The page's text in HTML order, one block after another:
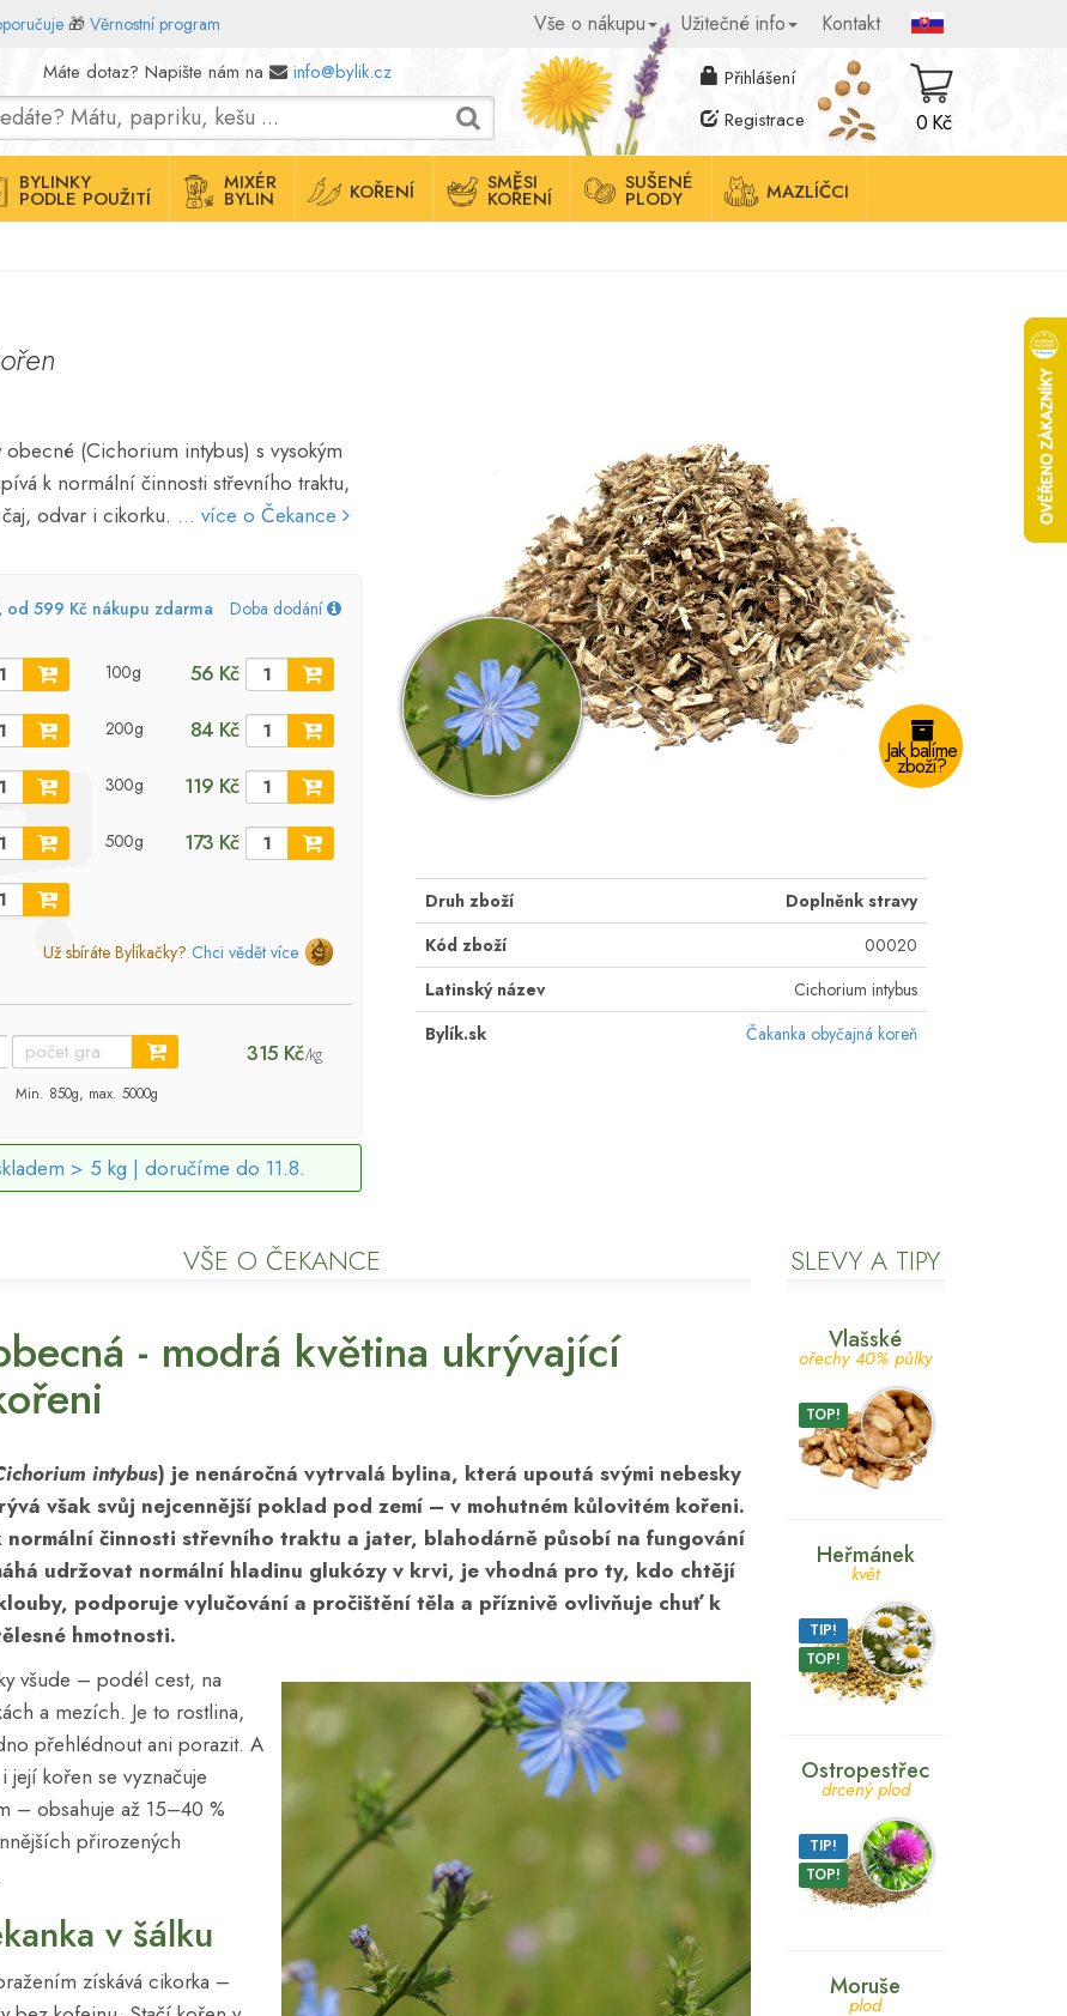
🎁 Věrnostní program Vše o nákupu Užitečné info Kontakt
Máte dotaz? Napište nám na info@bylik.cz
Přihlášení
Registrace
0 Kč
BYLINKY
PODLE POUŽITÍ
MIXÉR
BYLIN KOŘENÍ SMĚSI
KOŘENÍ
SUŠENÉ
PLODY MAZLÍČCI
obecné (Cichorium intybus) s vysokým
k normální činnosti střevního traktu,
odvar i cikorku. ... více o Čekance
od 599 Kč nákupu zdarma Doba dodání
100g 56 Kč
200g 84 Kč
300g 119 Kč
500g 173 Kč
Už sbíráte Bylíkačky? Chci vědět více
315 Kč/kg
Min. 850g, max. 5000g
> 5 kg |doručíme do 11.8.
Jak balíme
zboží?
Druh zboží
Doplněnk stravy
Kód zboží
00020
Latinský název
Cichorium intybus
Bylík.sk
Čakanka obyčajná koreň
VŠE O ČEKANCE
- modrá květina ukrývající
intybus) je nenáročná vytrvalá bylina, která upoutá svými nebesky
však svůj nejcennější poklad pod zemí – v mohutném kůlovitém kořeni.
činnosti střevního traktu a jater, blahodárně působí na fungování
udržovat normální hladinu glukózy v krvi, je vhodná pro ty, kdo chtějí
, podporuje vylučování a pročištění těla a příznivě ovlivňuje chuť k
hmotnosti.
všude – podél cest, na
a mezích. Je to rostlina,
přehlédnout ani porazit. A
její kořen se vyznačuje
– obsahuje až 15–40 %
přirozených
v šálku
získává cikorka –
SLEVY A TIPY
Vlašské
ořechy 40% půlky
TOP!
Heřmánek
květ
TIP!
TOP!
Ostropestřec
drcený plod
TIP!
TOP!
Moruše
plod